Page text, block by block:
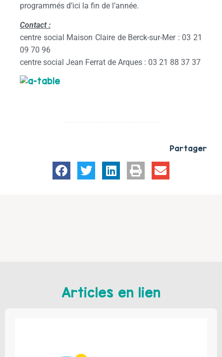
programmés d’ici la fin de l’année.
Contact :
centre social Maison Claire de Berck-sur-Mer : 03 21
09 70 96
centre social Jean Ferrat de Arques : 03 21 88 37 37
Partager
Articles en lien